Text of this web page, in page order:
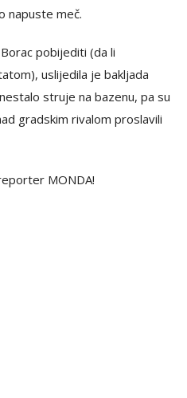
napuste meč.
pobijediti (da li
uslijedila je bakljada
struje na bazenu, pa su
gradskim rivalom proslavili
MONDA!